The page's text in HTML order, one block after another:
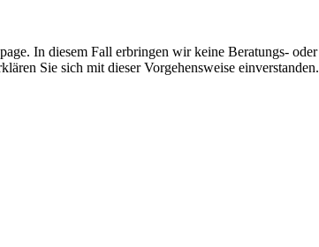
In diesem Fall erbringen wir keine Beratungs- oder
Sie sich mit dieser Vorgehensweise einverstanden.